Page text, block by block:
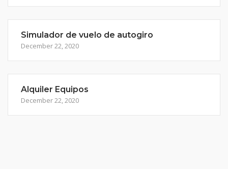
Simulador de vuelo de autogiro
December 22, 2020
Alquiler Equipos
December 22, 2020